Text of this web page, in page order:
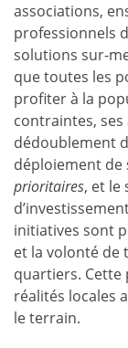
associations,
professionnels
solutions sur-
que toutes les
profiter à la
contraintes,
dédoublement
déploiement de
prioritaires, et le
initiatives sont
et la volonté de
quartiers. Cette
réalités locales
le terrain.